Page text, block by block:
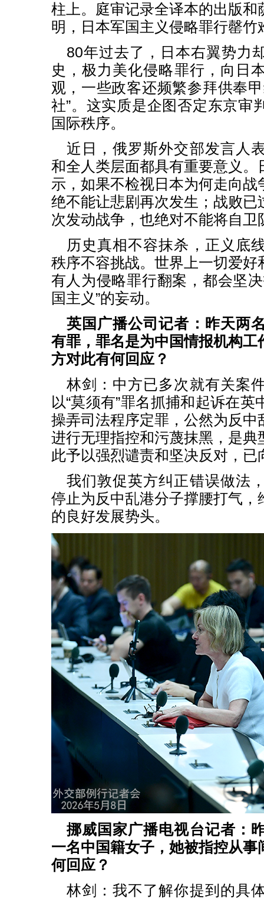
柱上。庭审记录全译本的出版和
明，日本军国主义侵略罪行罄竹
80年过去了，日本右翼势力
史，极力美化侵略罪行，向日
观，一些政客还频繁参拜供奉
社”。这实质是企图否定东京审
国际秩序。
近日，俄罗斯外交部发言人
和全人类层面都具有重要意义。
示，如果不检视日本为何走向战
绝不能让悲剧再次发生；战败已
次发动战争，也绝对不能将自卫
历史真相不容抹杀，正义底
秩序不容挑战。世界上一切爱好
有人为侵略罪行翻案，都会坚
国主义”的妄动。
英国广播公司记者：昨天两
有罪，罪名是为中国情报机构工
方对此有何回应？
林剑：中方已多次就有关案
以“莫须有”罪名抓捕和起诉在
操弄司法程序定罪，公然为反中
进行无理指控和污蔑抹黑，是典
此予以强烈谴责和坚决反对，
我们敦促英方纠正错误做法
停止为反中乱港分子撑腰打气，
的良好发展势头。
挪威国家广播电视台记者：
一名中国籍女子，她被指控从事
何回应？
林剑：我不了解你提到的具